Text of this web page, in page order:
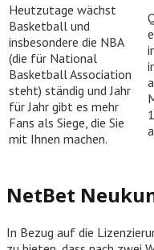
Heutzutage wächst
Basketball und
insbesondere die NBA
(die für National
Basketball Association
steht) ständig und Jahr
für Jahr gibt es mehr
Fans als Siege, die Sie
mit Ihnen machen.
NetBet
In Bezug auf die